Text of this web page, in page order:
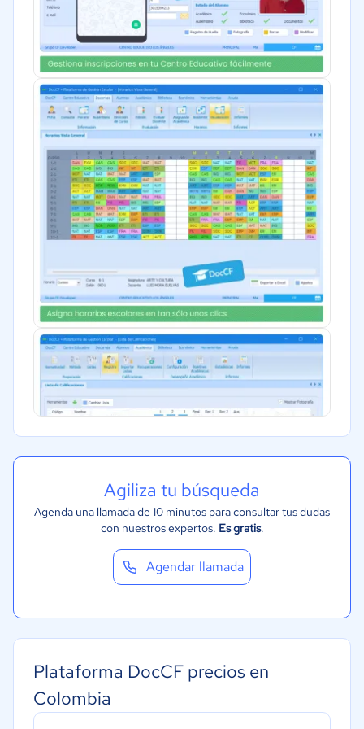
Agiliza tu búsqueda
Agenda una llamada de 10 minutos para consultar tus dudas
con nuestros expertos. Es gratis.
Agendar llamada
Plataforma DocCF precios en
Colombia